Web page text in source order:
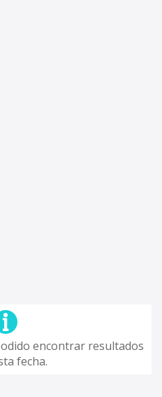
encontrar resultados
fecha.